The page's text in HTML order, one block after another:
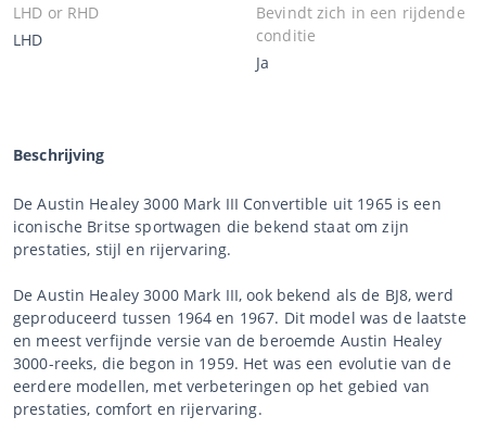
LHD or RHD
LHD
Bevindt zich in een rijdende
conditie
Ja
Beschrijving
De Austin Healey 3000 Mark III Convertible uit 1965 is een
iconische Britse sportwagen die bekend staat om zijn
prestaties, stijl en rijervaring.
De Austin Healey 3000 Mark III, ook bekend als de BJ8, werd
geproduceerd tussen 1964 en 1967. Dit model was de laatste
en meest verfijnde versie van de beroemde Austin Healey
3000-reeks, die begon in 1959. Het was een evolutie van de
eerdere modellen, met verbeteringen op het gebied van
prestaties, comfort en rijervaring.